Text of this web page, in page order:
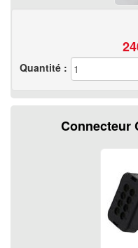
Quantité :
Connecteur